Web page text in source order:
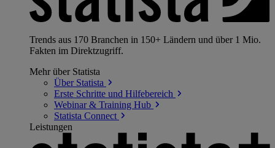
Trends aus 170 Branchen in 150+ Ländern und über 1 Mio.
Fakten im Direktzugriff.
Mehr über Statista
Über Statista
Erste Schritte und Hilfebereich
Webinar & Training Hub
Statista Connect
Leistungen